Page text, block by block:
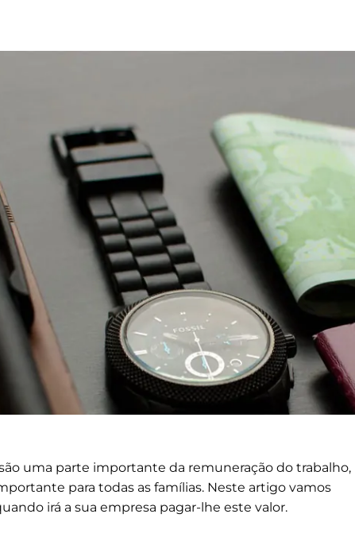
uma parte importante da remuneração do trabalho,
para todas as famílias. Neste artigo vamos
irá a sua empresa pagar-lhe este valor.